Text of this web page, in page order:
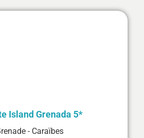
Island Grenada 5*
- Caraïbes